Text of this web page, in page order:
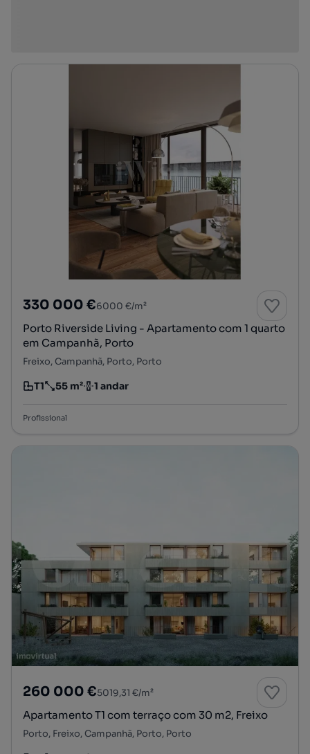
330 000 €6000 €/m²
Porto Riverside Living - Apartamento com 1 quarto
em Campanhã, Porto
Freixo, Campanhã, Porto, Porto
Tipologia
T1
Preço por metro quadrado
55 m²
Andar 1 andar
Profissional
260 000 €5019,31 €/m²
Apartamento T1 com terraço com 30 m2, Freixo
Porto, Freixo, Campanhã, Porto, Porto